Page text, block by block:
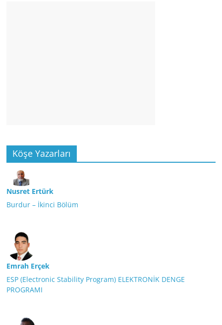
Köşe Yazarları
Nusret Ertürk
Burdur – İkinci Bölüm
Emrah Erçek
ESP (Electronic Stability Program) ELEKTRONİK DENGE
PROGRAMI